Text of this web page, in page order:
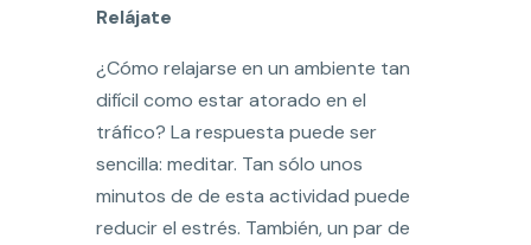
Relájate
¿Cómo relajarse en un ambiente tan
difícil como estar atorado en el
tráfico? La respuesta puede ser
sencilla: meditar. Tan sólo unos
minutos de de esta actividad puede
reducir el estrés. También, un par de